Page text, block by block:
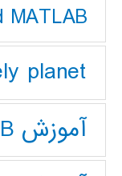
MATLAB
planet
آموزش MATLAB